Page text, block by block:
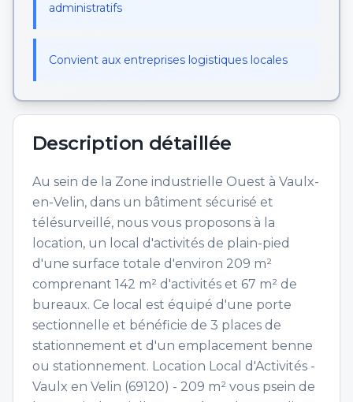
administratifs
Convient aux entreprises logistiques locales
Description détaillée
Au sein de la Zone industrielle Ouest à Vaulx-
en-Velin, dans un bâtiment sécurisé et
télésurveillé, nous vous proposons à la
location, un local d'activités de plain-pied
d'une surface totale d'environ 209 m²
comprenant 142 m² d'activités et 67 m² de
bureaux. Ce local est équipé d'une porte
sectionnelle et bénéficie de 3 places de
stationnement et d'un emplacement benne
ou stationnement. Location Local d'Activités -
Vaulx en Velin (69120) - 209 m² vous psein de